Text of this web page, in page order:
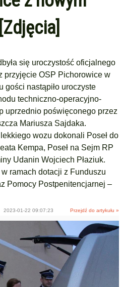
się uroczystość oficjalnego
przyjęcie OSP Pichorowice w
gości nastąpiło uroczyste
techniczno-operacyjno-
uprzednio poświęconego przez
Mariusza Sajdaka.
wozu dokonali Poseł do
Kempa, Poseł na Sejm RP
Udanin Wojciech Płaziuk.
ramach dotacji z Funduszu
Pomocy Postpenitencjarnej –
2023-01-22 09:07:23 Przejdź do artykułu »